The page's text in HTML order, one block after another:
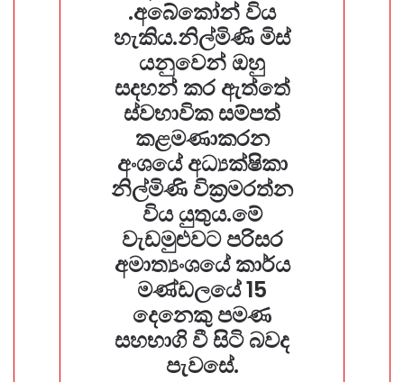
.අබේකෝන් විය
හැකිය.නිල්මිණි මිස්
යනුවෙන් ඔහු
සදහන් කර ඇත්තේ
ස්වභාවික සම්පත්
කළමණාකරන
අංශයේ අධ්‍යක්ෂිකා
නිල්මිණි වික්‍රමරත්න
විය යුතුය.මේ
වැඩමුළුවට පරිසර
අමාත්‍යංශයේ කාර්ය
මණ්ඩලයේ 15
දෙනෙකු පමණ
සහභාගි වී සිටි බවද
පැවසේ.